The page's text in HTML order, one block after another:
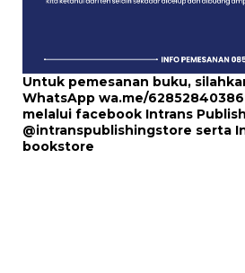
Untuk pemesanan buku,
WhatsApp wa.me/
melalui facebook Intrans
@intranspublishingstore serta
bookstore